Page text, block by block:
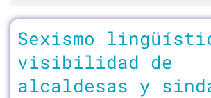
Sexismo
visibilidad de
alcaldesas y
Página